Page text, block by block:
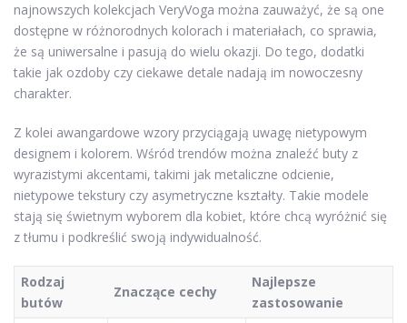
najnowszych kolekcjach VeryVoga można zauważyć, że są one
dostępne w różnorodnych kolorach i materiałach, co sprawia,
że są uniwersalne i pasują do wielu okazji. Do tego, dodatki
takie jak ozdoby czy ciekawe detale nadają im nowoczesny
charakter.
Z kolei awangardowe wzory przyciągają uwagę nietypowym
designem i kolorem. Wśród trendów można znaleźć buty z
wyrazistymi akcentami, takimi jak metaliczne odcienie,
nietypowe tekstury czy asymetryczne kształty. Takie modele
stają się świetnym wyborem dla kobiet, które chcą wyróżnić się
z tłumu i podkreślić swoją indywidualność.
Rodzaj
butów
Znaczące cechy
Najlepsze
zastosowanie